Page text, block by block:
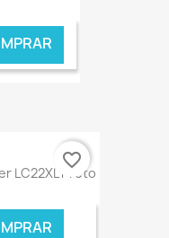
LC22XL Preto
favorite_border